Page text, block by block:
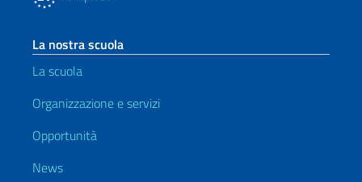
La nostra scuola
La scuola
Organizzazione e servizi
Opportunità
News